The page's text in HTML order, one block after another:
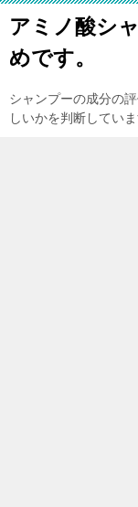
アミノ酸シ
めです。
シャンプーの成分の
しいかを判断していま